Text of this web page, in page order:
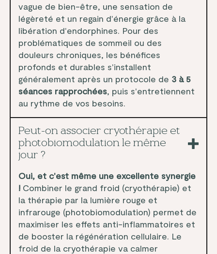
vague de bien-être, une sensation de
légèreté et un regain d'énergie grâce à la
libération d'endorphines. Pour des
problématiques de sommeil ou des
douleurs chroniques, les bénéfices
profonds et durables s'installent
généralement après un protocole de 3 à 5
séances rapprochées, puis s'entretiennent
au rythme de vos besoins.
Peut-on associer cryothérapie et
photobiomodulation le même
jour ?
Oui, et c'est même une excellente synergie
! Combiner le grand froid (cryothérapie) et
la thérapie par la lumière rouge et
infrarouge (photobiomodulation) permet de
maximiser les effets anti-inflammatoires et
de booster la régénération cellulaire. Le
froid de la cryothérapie va calmer